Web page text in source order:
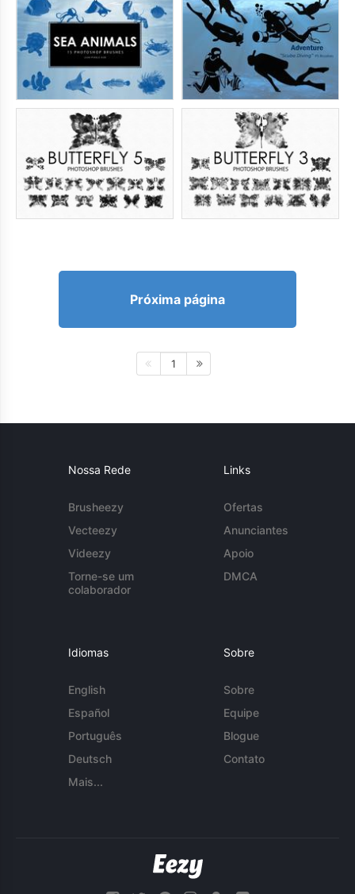
Próxima página
1
Nossa Rede
Brusheezy
Vecteezy
Videezy
Torne-se um
colaborador
Links
Ofertas
Anunciantes
Apoio
DMCA
Idiomas
English
Español
Português
Deutsch
Mais...
Sobre
Sobre
Equipe
Blogue
Contato